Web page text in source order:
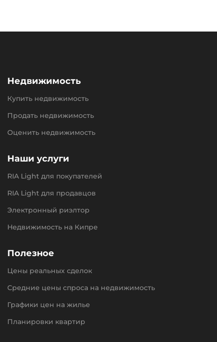
Недвижимость
Купить недвижимость
Продать недвижимость
Оценить недвижимость
Наши услуги
RIA Light для покупателей
RIA Light для продавцов
Электронный риэлтор
Недвижимость на Кипре
Полезное
Цены реальных сделок
Средние цены спроса на недвижимость
Графики цен на жилье
Планировки квартир